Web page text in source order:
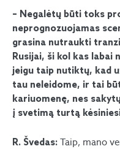
– Negalėtų būti toks
neprognozuojamas
grasina nutraukti
Rusijai, ši kol kas labai
jeigu taip nutiktų, kad
tau neleidome, ir tai
kariuomenę, nes
į svetimą turtą
R. Švedas: Taip, mano